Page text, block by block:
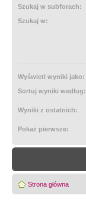
Szukaj w subforach:
Szukaj w:
Wyświetl wyniki jako:
Sortuj wyniki według:
Wyniki z ostatnich:
Pokaż pierwsze:
Strona główna